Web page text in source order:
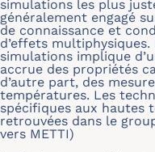
simulations les plus
généralement engagé
de connaissance et
d’effets
simulations implique
accrue des propriétés
d’autre part, des
températures. Les
spécifiques aux hautes
retrouvées dans le
vers METTI)